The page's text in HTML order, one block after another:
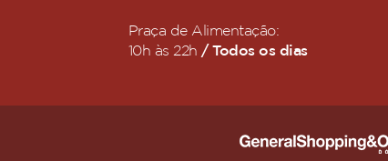
Praça de Alimentação:
10h às 22h/ Todos os dias